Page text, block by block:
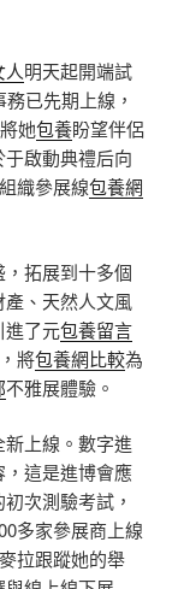
人明天起開端試
已先期上線，
她包養盼望伴侶
啟動典禮后向
織參展線包養網
拓展到十多個
、天然人文風
進了元包養留言
將包養網比較為
不雅展體驗。
上線。數字進
這是進博會應
次測驗考試，
多家參展商上線
拉跟蹤她的舉